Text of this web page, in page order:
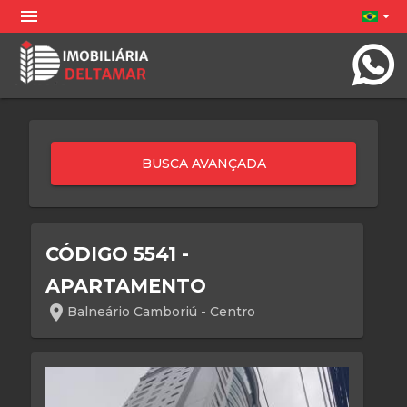
menu arrow_drop_down
CÓDIGO 5541 -
APARTAMENTO
location_on Balneário Camboriú - Centro